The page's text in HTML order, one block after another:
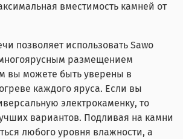
вместимость камней от
позволяет использовать Sawo
размещением
вы можете быть уверены в
каждого яруса. Если вы
электрокаменку, то
вариантов. Подливая на камни
любого уровня влажности, а